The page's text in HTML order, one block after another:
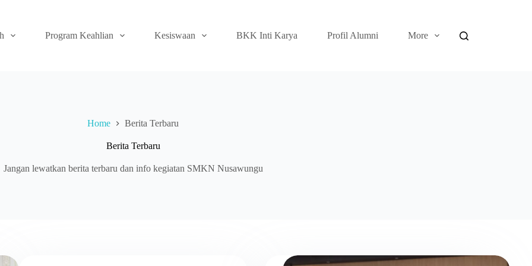
Program Keahlian Kesiswaan BKK Inti Karya Profil Alumni More
Home Berita Terbaru
Berita Terbaru
Jangan lewatkan berita terbaru dan info kegiatan SMKN Nusawungu